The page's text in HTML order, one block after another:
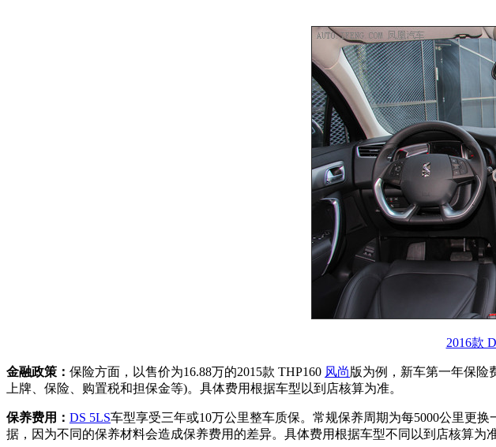
2016款
金融政策： 保险方面，以售价为16.88万的2015款 THP160 风尚版为例，新车第一年保险
上牌、保险、购置税和担保金等)。具体费用根据车型以到店核算为准。
保养费用： DS 5LS车型享受三年或10万公里整车质保。常规保养周期为每5000公里更
据，因为不同的保养材料会造成保养费用的差异。具体费用根据车型不同以到店核算为准